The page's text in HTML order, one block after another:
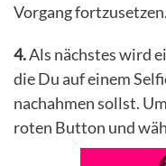
Vorgang fortzusetzen.
4.Als nächstes wird
die Du auf einem
nachahmen sollst.
roten Button und